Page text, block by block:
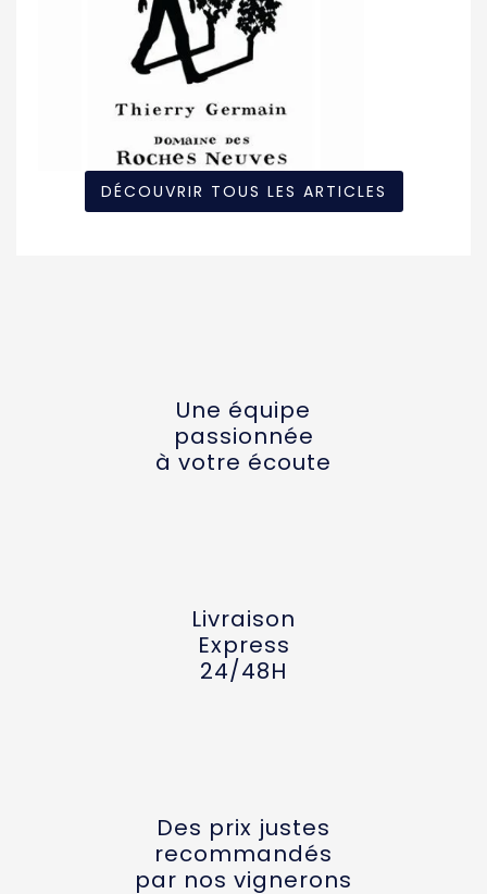
DÉCOUVRIR TOUS LES ARTICLES
Une équipe
passionnée
à votre écoute
Livraison
Express
24/48H
Des prix justes
recommandés
par nos vignerons